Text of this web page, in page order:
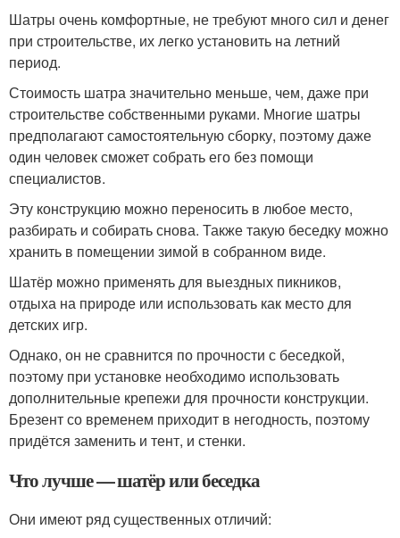
Шатры очень комфортные, не требуют много сил и денег
при строительстве, их легко установить на летний
период.
Стоимость шатра значительно меньше, чем, даже при
строительстве собственными руками. Многие шатры
предполагают самостоятельную сборку, поэтому даже
один человек сможет собрать его без помощи
специалистов.
Эту конструкцию можно переносить в любое место,
разбирать и собирать снова. Также такую беседку можно
хранить в помещении зимой в собранном виде.
Шатёр можно применять для выездных пикников,
отдыха на природе или использовать как место для
детских игр.
Однако, он не сравнится по прочности с беседкой,
поэтому при установке необходимо использовать
дополнительные крепежи для прочности конструкции.
Брезент со временем приходит в негодность, поэтому
придётся заменить и тент, и стенки.
Что лучше — шатёр или беседка
Они имеют ряд существенных отличий: